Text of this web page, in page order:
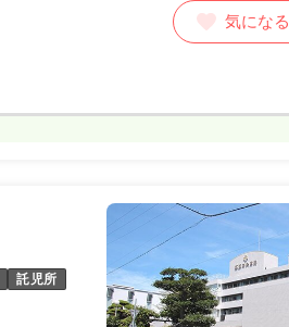
気になる
託児所